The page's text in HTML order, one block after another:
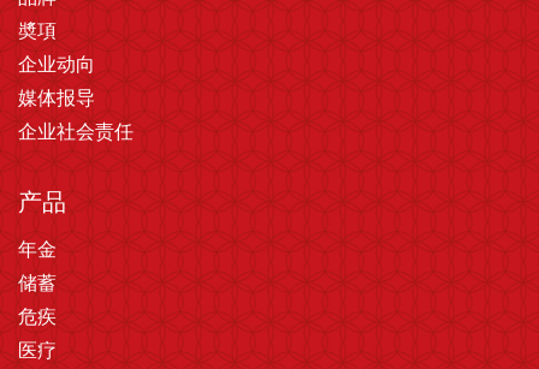
奬項
企业动向
媒体报导
企业社会责任
产品
年金
储蓄
危疾
医疗